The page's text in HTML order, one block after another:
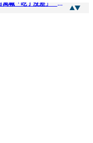
明知辣椒粉含蘇丹紅還賣！無良業者撈百萬喊「吃了沒差」 法官打臉判6月不准緩刑